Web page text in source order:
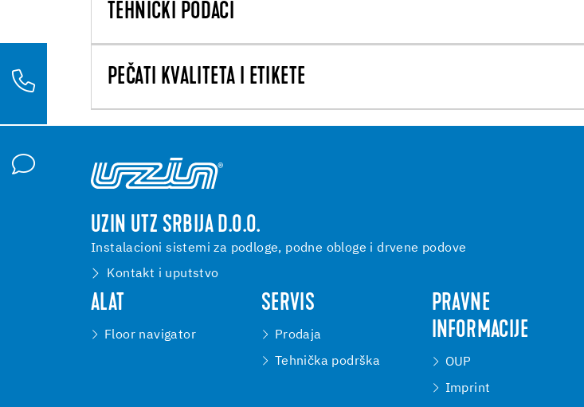
TEHNIČKI PODACI
PEČATI KVALITETA I ETIKETE
UZIN UTZ SRBIJA D.O.O.
Instalacioni sistemi za podloge, podne obloge i drvene podove
Kontakt i uputstvo
ALAT
Floor navigator
SERVIS
Prodaja
Tehnička podrška
PRAVNE
INFORMACIJE
OUP
Imprint